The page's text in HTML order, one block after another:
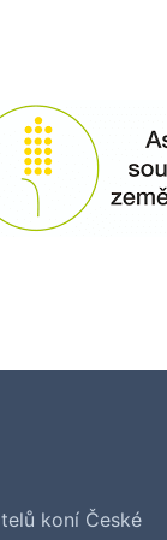
koní České